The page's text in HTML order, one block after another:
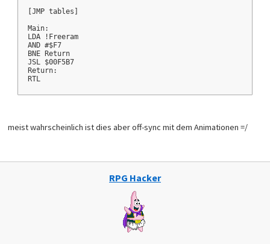
[JMP tables]
Main:
LDA !Freeram
AND #$F7
BNE Return
JSL $00F5B7
Return:
RTL
meist wahrscheinlich ist dies aber off-sync mit dem Animationen =/
RPG Hacker